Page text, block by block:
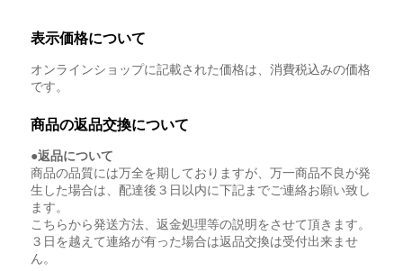
表示価格について
オンラインショップに記載された価格は、消費税込みの価格
です。
商品の返品交換について
●返品について
商品の品質には万全を期しておりますが、万一商品不良が発
生した場合は、配達後３日以内に下記までご連絡お願い致し
ます。
こちらから発送方法、返金処理等の説明をさせて頂きます。
３日を越えて連絡が有った場合は返品交換は受付出来ませ
ん。